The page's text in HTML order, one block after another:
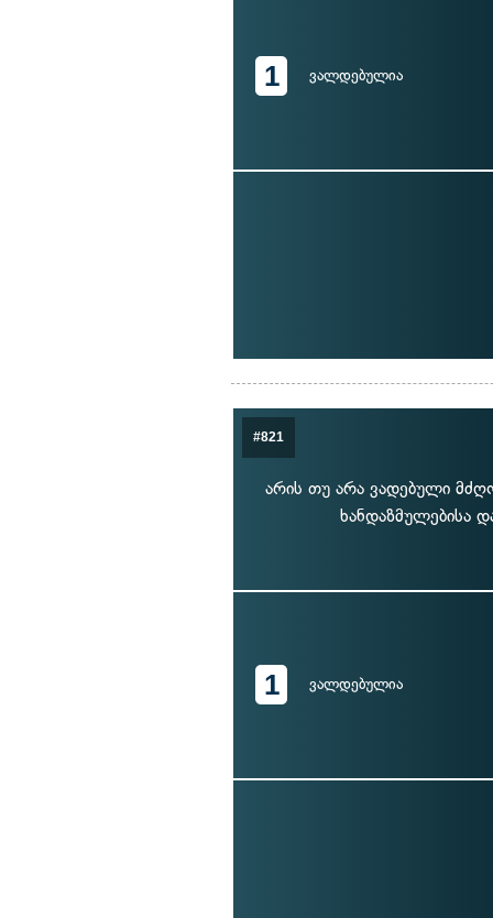
1 ვალდებულია
#821
არის თუ არა ვადებული
ხანდაზმულებისა
1 ვალდებულია